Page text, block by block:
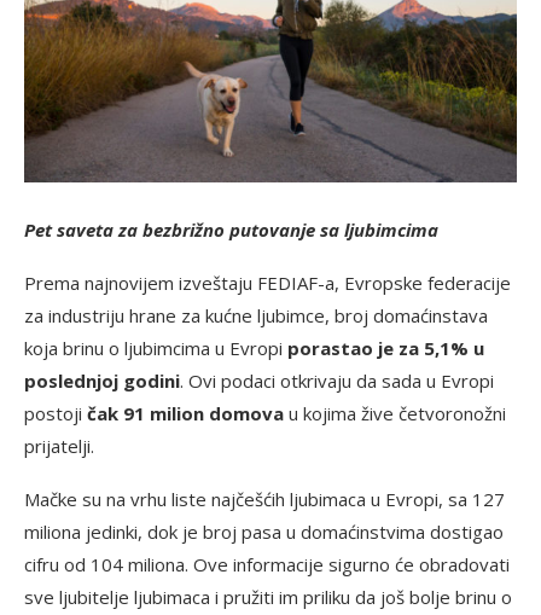
Pet saveta za bezbrižno putovanje sa ljubimcima
Prema najnovijem izveštaju FEDIAF-a, Evropske federacije
za industriju hrane za kućne ljubimce, broj domaćinstava
koja brinu o ljubimcima u Evropi porastao je za 5,1% u
poslednjoj godini. Ovi podaci otkrivaju da sada u Evropi
postoji čak 91 milion domova u kojima žive četvoronožni
prijatelji.
Mačke su na vrhu liste najčešćih ljubimaca u Evropi, sa 127
miliona jedinki, dok je broj pasa u domaćinstvima dostigao
cifru od 104 miliona. Ove informacije sigurno će obradovati
sve ljubitelje ljubimaca i pružiti im priliku da još bolje brinu o